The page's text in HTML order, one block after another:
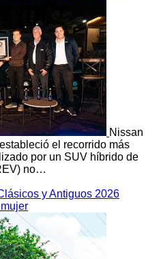
Nissan
el recorrido más
por un SUV híbrido de
no…
y Antiguos 2026